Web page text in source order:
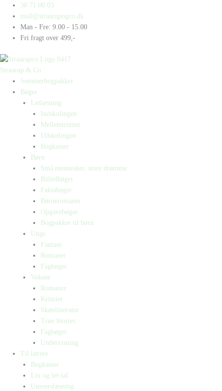
indholdet
30 71 00 03
mail@straarupogco.dk
Man - Fre: 9.00 - 15.00
Fri fragt over 499,-
Straarup & Co
Sommerbogpakker
Bøger
Letlæsning
Indskolingen
Mellemtrinnet
Udskolingen
Bogkasser
Børn
Små mennesker, store drømme
Billedbøger
Faktabøger
Børneromaner
Opgavebøger
Bogpakker til børn
Unge
Fantasy
Romaner
Fagbøger
Voksne
Romance
Krimier
Skønlitteratur
True Stories
Fagbøger
Undervisning
Til lærere
Bogkasser
Lix og let-tal
Universlæsning
Products
search
Products
search
Tissemyre